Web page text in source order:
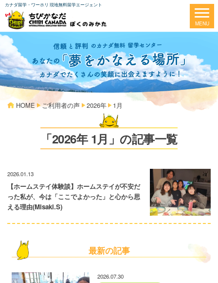
カナダ留学・ワーホリ 現地無料留学エージェント
HOME ご利用者の声 2026年 1月
「2026年 1月」の記事一覧
2026.01.13
【ホームステイ体験談】ホームステイが不安だ
った私が、今は「ここでよかった」と心から思
える理由(Misaki.S)
最新の記事
2026.07.30